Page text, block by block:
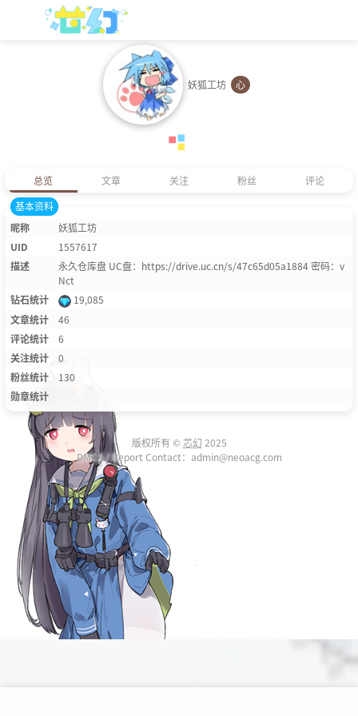
妖狐工坊 心
总览 文章 关注 粉丝
评论
基本资料
昵称
妖狐工坊
UID
1557617
描述
永久仓库盘 UC盘：https://drive.uc.cn/s/47c65d05a1884 密码：v
Nct
钻石统计
19,085
文章统计
46
评论统计
6
关注统计
0
粉丝统计
130
勋章统计
版权所有 © 芯幻 2025
DMCA / Report Contact：admin@neoacg.com